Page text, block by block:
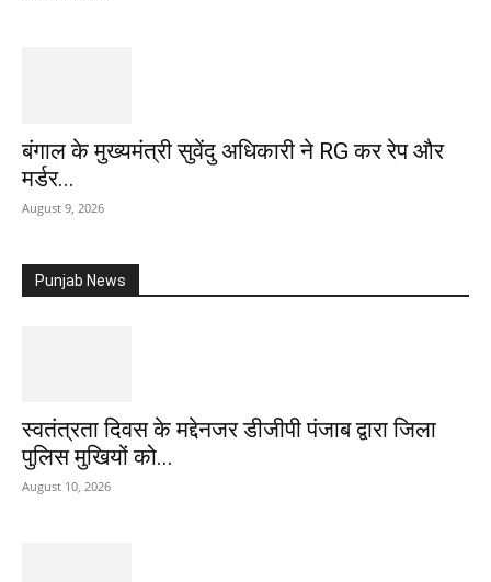
बंगाल के मुख्यमंत्री सुवेंदु अधिकारी ने RG कर रेप और
मर्डर...
August 9, 2026
Punjab News
स्वतंत्रता दिवस के मद्देनजर डीजीपी पंजाब द्वारा जिला
पुलिस मुखियों को...
August 10, 2026